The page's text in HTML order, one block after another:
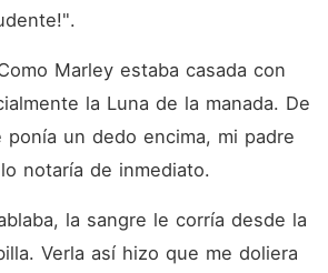
Marley estaba casada con
la Luna de la manada. De
ponía un dedo encima, mi padre
notaría de inmediato.
la sangre le corría desde la
Verla así hizo que me doliera